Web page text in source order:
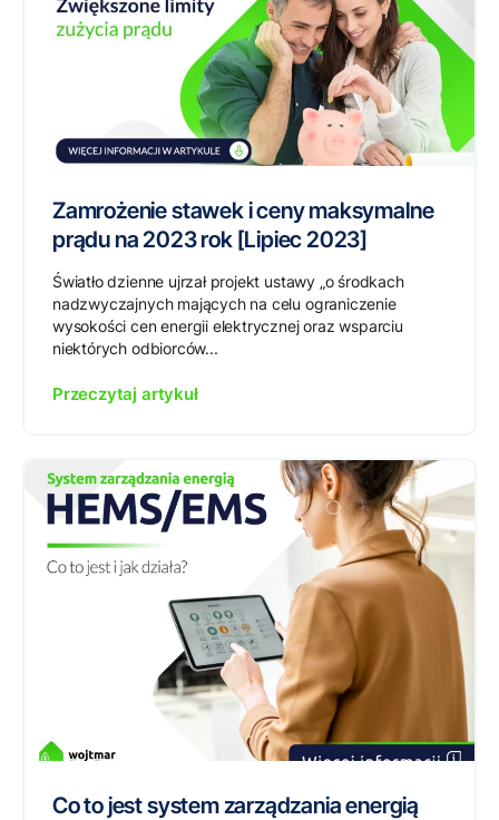
Zamrożenie stawek i ceny maksymalne
prądu na 2023 rok [Lipiec 2023]
Światło dzienne ujrzał projekt ustawy „o środkach
nadzwyczajnych mających na celu ograniczenie
wysokości cen energii elektrycznej oraz wsparciu
niektórych odbiorców...
Przeczytaj artykuł
Co to jest system zarządzania energią